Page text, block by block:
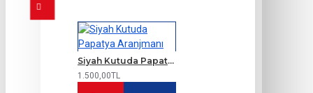
Siyah Kutuda Papatya Aranjmanı
1.500,00TL